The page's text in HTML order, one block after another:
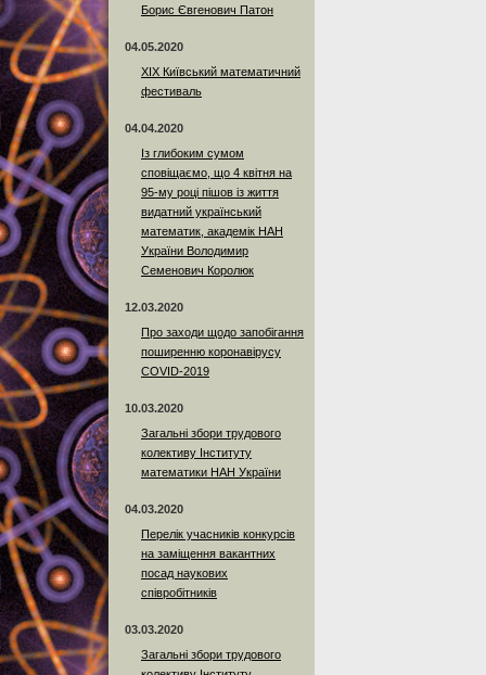
Борис Євгенович Патон
04.05.2020
XIX Київський математичний
фестиваль
04.04.2020
Із глибоким сумом
сповіщаємо, що 4 квітня на
95-му році пішов із життя
видатний український
математик, академік НАН
України Володимир
Семенович Королюк
12.03.2020
Про заходи щодо запобігання
поширенню коронавірусу
COVID-2019
10.03.2020
Загальні збори трудового
колективу Інституту
математики НАН України
04.03.2020
Перелік учасників конкурсів
на заміщення вакантних
посад наукових
співробітників
03.03.2020
Загальні збори трудового